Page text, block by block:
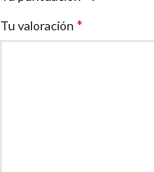
Tu valoración *